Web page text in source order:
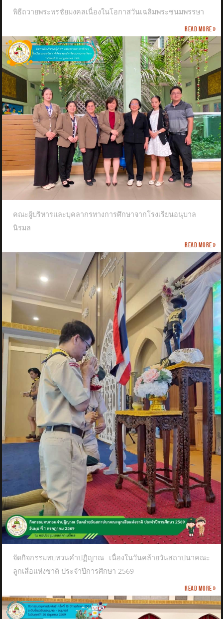
พิธีถวายพระพรชัยมงคลเนื่องในโอกาสวันเฉลิมพระชนมพรรษา
Read more »
คณะผู้บริหารและบุคลากรทางการศึกษาจากโรงเรียนอนุบาล
นิรมล
Read more »
จัดกิจกรรมทบทวนคำปฏิญาณ เนื่องในวันคล้ายวันสถาปนาคณะ
ลูกเสือแห่งชาติ​ ประจำปีการศึกษา 2569
Read more »